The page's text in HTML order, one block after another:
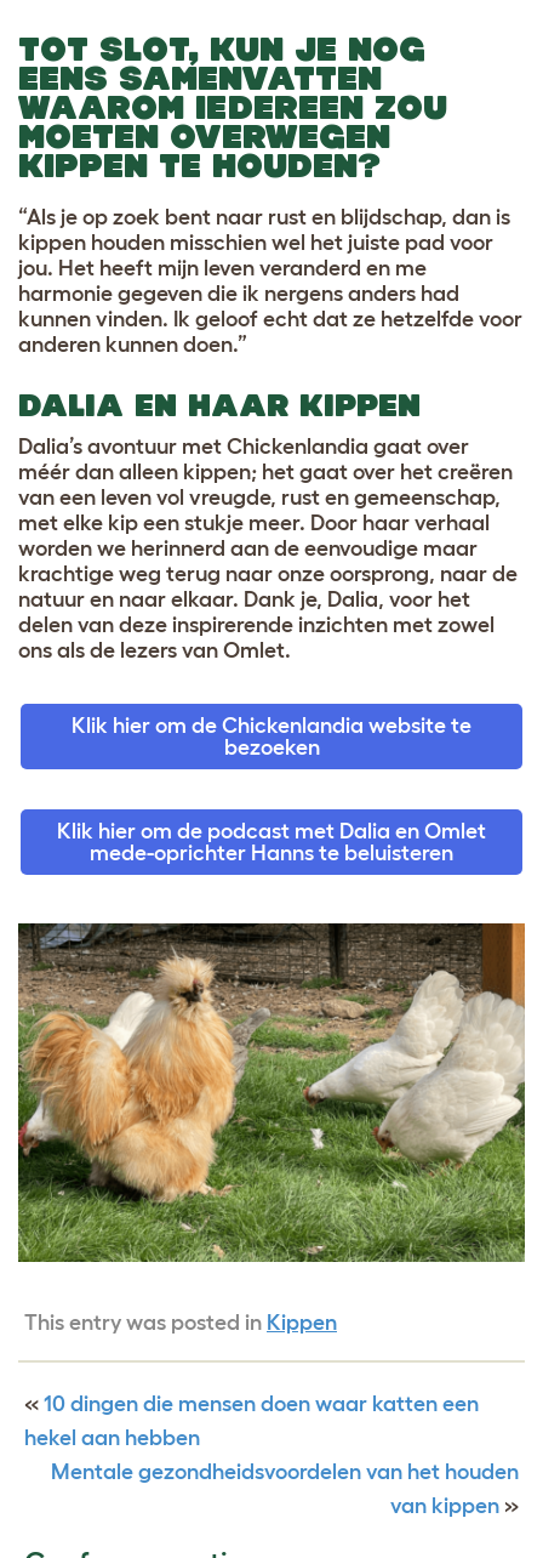
TOT SLOT, KUN JE NOG
EENS SAMENVATTEN
WAAROM IEDEREEN ZOU
MOETEN OVERWEGEN
KIPPEN TE HOUDEN?
“Als je op zoek bent naar rust en blijdschap, dan is
kippen houden misschien wel het juiste pad voor
jou. Het heeft mijn leven veranderd en me
harmonie gegeven die ik nergens anders had
kunnen vinden. Ik geloof echt dat ze hetzelfde voor
anderen kunnen doen.”
DALIA EN HAAR KIPPEN
Dalia’s avontuur met Chickenlandia gaat over
méér dan alleen kippen; het gaat over het creëren
van een leven vol vreugde, rust en gemeenschap,
met elke kip een stukje meer. Door haar verhaal
worden we herinnerd aan de eenvoudige maar
krachtige weg terug naar onze oorsprong, naar de
natuur en naar elkaar. Dank je, Dalia, voor het
delen van deze inspirerende inzichten met zowel
ons als de lezers van Omlet.
Klik hier om de Chickenlandia website te
bezoeken
Klik hier om de podcast met Dalia en Omlet
mede-oprichter Hanns te beluisteren
This entry was posted in Kippen
« 10 dingen die mensen doen waar katten een
hekel aan hebben
Mentale gezondheidsvoordelen van het houden
van kippen »